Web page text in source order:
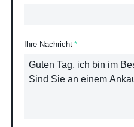
Ihre Nachricht